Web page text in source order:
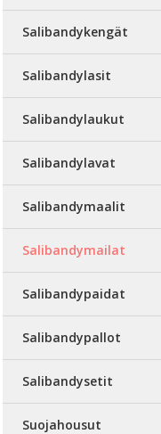
Salibandykengät
Salibandylasit
Salibandylaukut
Salibandylavat
Salibandymaalit
Salibandymailat
Salibandypaidat
Salibandypallot
Salibandysetit
Suojahousut